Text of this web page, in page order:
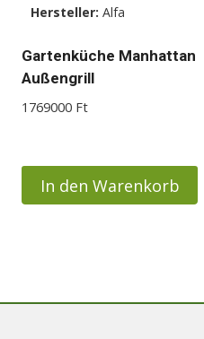
Hersteller: Alfa
Gartenküche Manhattan
Außengrill
1769000 Ft
In den Warenkorb